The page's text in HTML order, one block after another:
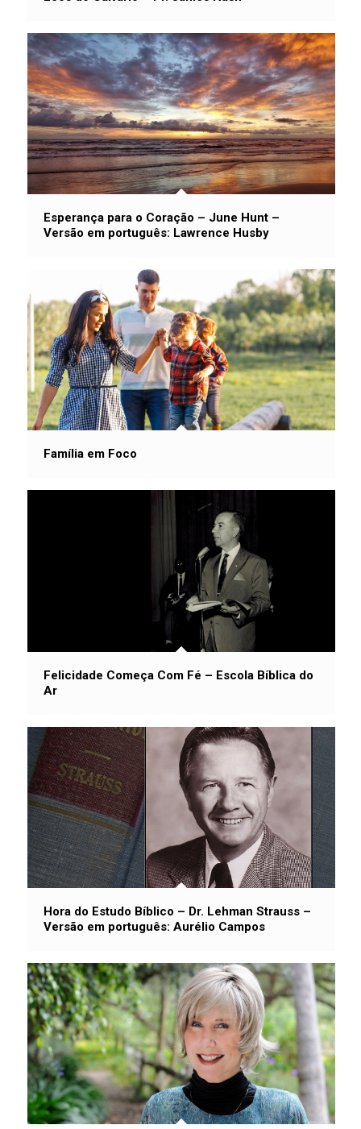
Esperança para o Coração – June Hunt –
Versão em português: Lawrence Husby
Família em Foco
Felicidade Começa Com Fé – Escola Bíblica do
Ar
Hora do Estudo Bíblico – Dr. Lehman Strauss –
Versão em português: Aurélio Campos